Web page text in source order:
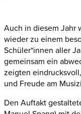
Auch in diesem Jahr
wieder zu einem
Schüler*innen aller
gemeinsam ein
zeigten
und Freude am
Den Auftakt